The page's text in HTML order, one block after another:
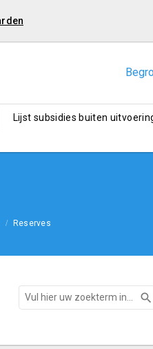
Lijst subsidies buiten
Reserves
Zoeken